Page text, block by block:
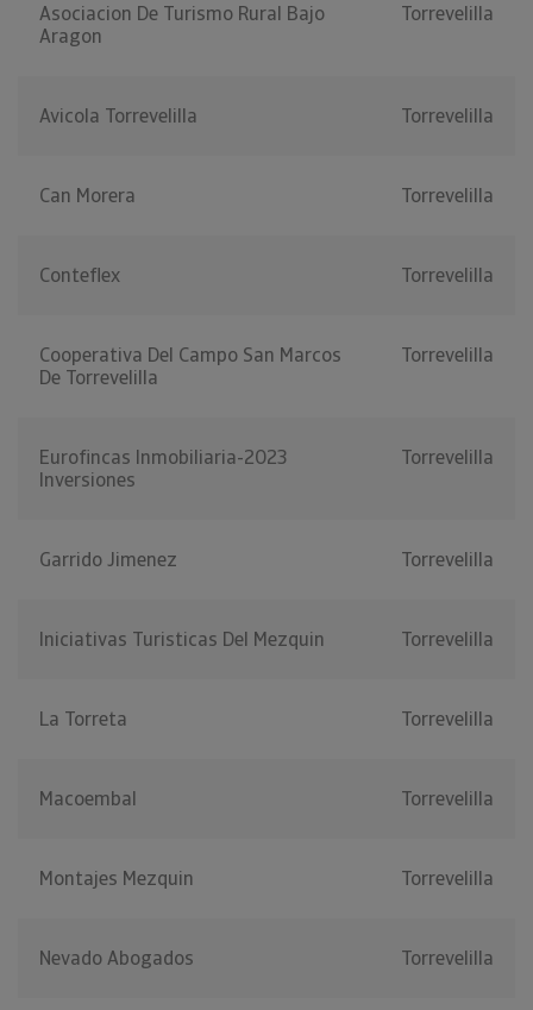
Asociacion De Turismo Rural Bajo
Aragon
Torrevelilla
Avicola Torrevelilla Torrevelilla
Can Morera Torrevelilla
Conteflex Torrevelilla
Cooperativa Del Campo San Marcos
De Torrevelilla
Torrevelilla
Eurofincas Inmobiliaria-2023
Inversiones
Torrevelilla
Garrido Jimenez Torrevelilla
Iniciativas Turisticas Del Mezquin Torrevelilla
La Torreta Torrevelilla
Macoembal Torrevelilla
Montajes Mezquin Torrevelilla
Nevado Abogados Torrevelilla